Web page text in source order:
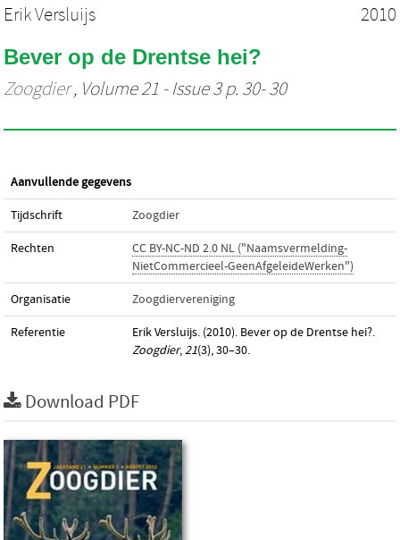
Erik Versluijs 2010
Bever op de Drentse hei?
Zoogdier, Volume 21 - Issue 3 p. 30- 30
Aanvullende gegevens
Tijdschrift Zoogdier
Rechten
CC BY-NC-ND 2.0 NL ("Naamsvermelding-
NietCommercieel-GeenAfgeleideWerken")
Organisatie Zoogdiervereniging
Referentie
Erik Versluijs. (2010). Bever op de Drentse hei?.
Zoogdier,21(3), 30–30.
Download PDF